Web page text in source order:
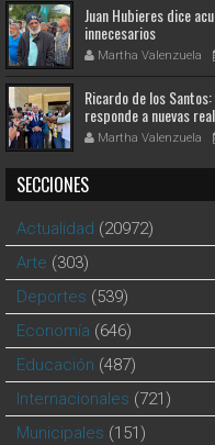
Juan Hubieres dice
innecesarios
Martha Valenzuela
Ricardo de los
responde a nuevas
Martha Valenzuela
SECCIONES
Actualidad (20972)
Arte (303)
Deportes (539)
Economía (646)
Educación (487)
Internacionales (721)
Municipales (151)